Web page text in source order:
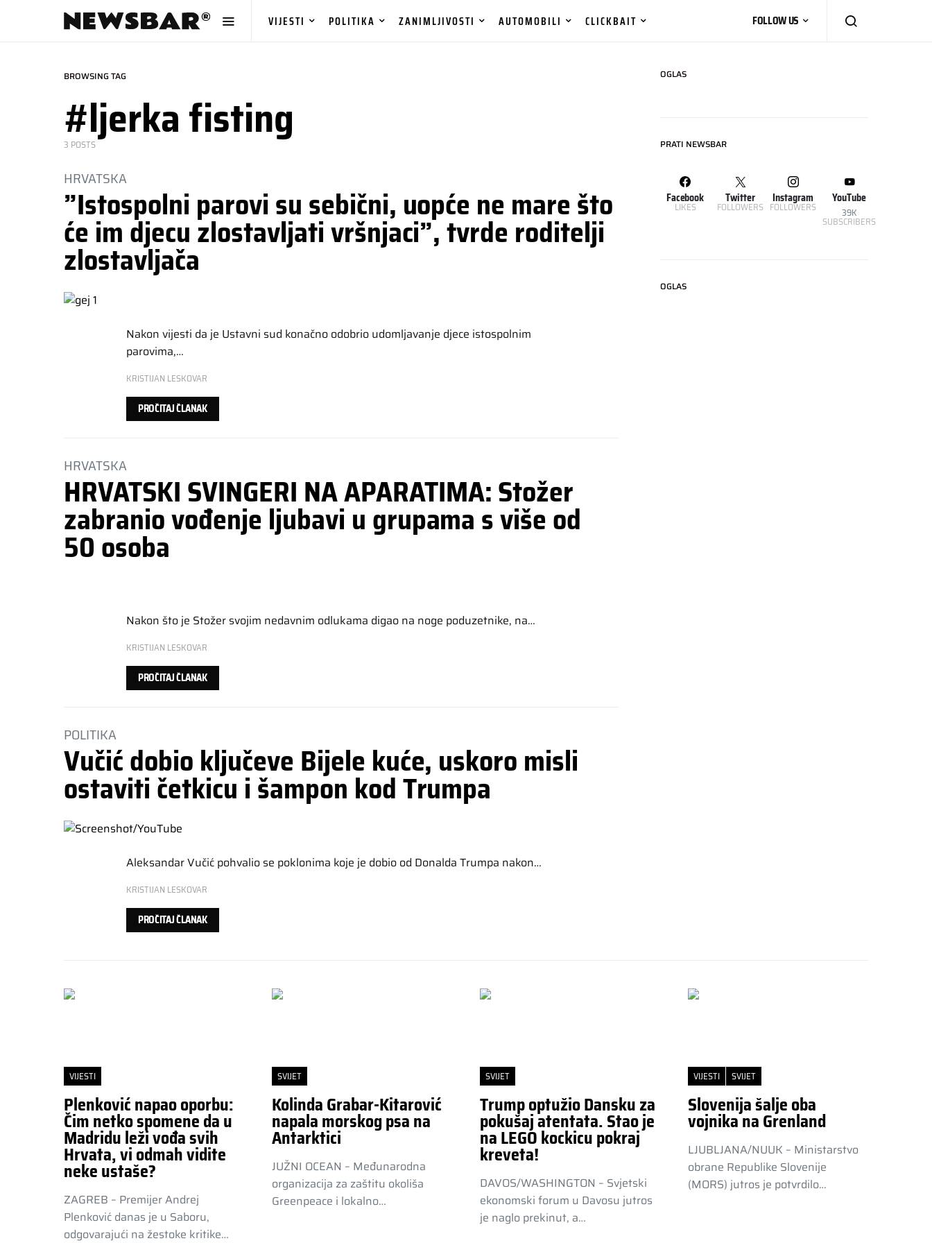
VIJESTI POLITIKA ZANIMLJIVOSTI AUTOMOBILI CLICKBAIT FOLLOW US
BROWSING TAG
#ljerka fisting
3 POSTS
HRVATSKA
”Istospolni parovi su sebični, uopće ne mare što
će im djecu zlostavljati vršnjaci”, tvrde roditelji
zlostavljača
Nakon vijesti da je Ustavni sud konačno odobrio udomljavanje djece istospolnim
parovima,…
KRISTIJAN LESKOVAR
PROČITAJ ČLANAK
HRVATSKA
HRVATSKI SVINGERI NA APARATIMA: Stožer
zabranio vođenje ljubavi u grupama s više od
50 osoba
Nakon što je Stožer svojim nedavnim odlukama digao na noge poduzetnike, na…
KRISTIJAN LESKOVAR
PROČITAJ ČLANAK
POLITIKA
Vučić dobio ključeve Bijele kuće, uskoro misli
ostaviti četkicu i šampon kod Trumpa
Aleksandar Vučić pohvalio se poklonima koje je dobio od Donalda Trumpa nakon…
KRISTIJAN LESKOVAR
PROČITAJ ČLANAK
OGLAS
PRATI NEWSBAR
Facebook
LIKES
Twitter
FOLLOWERS
Instagram
FOLLOWERS
YouTube
39K
SUBSCRIBERS
OGLAS
VIJESTI
Plenković napao oporbu:
Čim netko spomene da u
Madridu leži vođa svih
Hrvata, vi odmah vidite
neke ustaše?
ZAGREB – Premijer Andrej
Plenković danas je u Saboru,
odgovarajući na žestoke kritike…
SVIJET
Kolinda Grabar-Kitarović
napala morskog psa na
Antarktici
JUŽNI OCEAN – Međunarodna
organizacija za zaštitu okoliša
Greenpeace i lokalno…
SVIJET
Trump optužio Dansku za
pokušaj atentata. Stao je
na LEGO kockicu pokraj
kreveta!
DAVOS/WASHINGTON – Svjetski
ekonomski forum u Davosu jutros
je naglo prekinut, a…
VIJESTI SVIJET
Slovenija šalje oba
vojnika na Grenland
LJUBLJANA/NUUK – Ministarstvo
obrane Republike Slovenije
(MORS) jutros je potvrdilo…